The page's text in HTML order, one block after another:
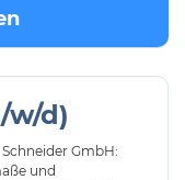
w/d)
GmbH:
und